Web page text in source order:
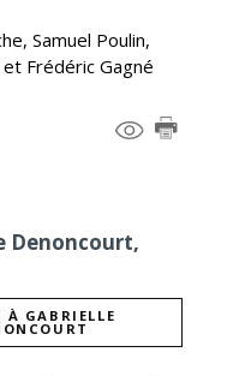
Samuel Poulin,
Frédéric Gagné
Denoncourt,
À GABRIELLE